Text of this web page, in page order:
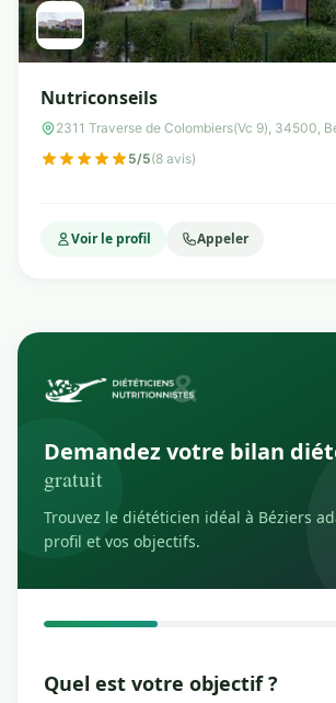
Nutriconseils
2311 Traverse de Colombiers(Vc 9), 34500,
5/5(8 avis)
Voir le profil Appeler
Demandez votre bilan
gratuit
Trouvez le diététicien idéal à Béziers
profil et vos objectifs.
Quel est votre objectif ?